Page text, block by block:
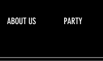
ABOUT US PARTY